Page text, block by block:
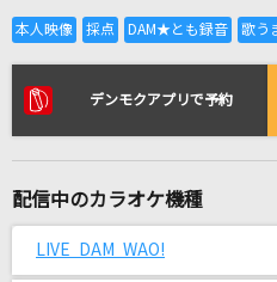
全国
リアルタイムで歌
チューリングラブ
デンモクアプリで予約
配信中のカラオケ機種
LIVE DAM WAO!